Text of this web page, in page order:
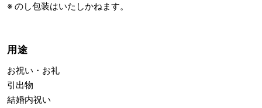
※ のし包装はいたしかねます。
用途
お祝い・お礼
引出物
結婚内祝い